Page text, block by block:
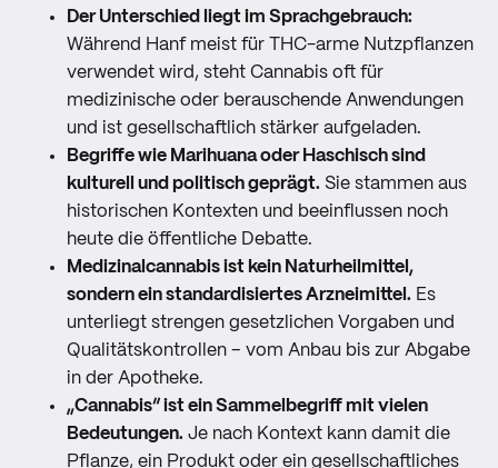
Der Unterschied liegt im Sprachgebrauch:
Während Hanf meist für THC-arme Nutzpflanzen
verwendet wird, steht Cannabis oft für
medizinische oder berauschende Anwendungen
und ist gesellschaftlich stärker aufgeladen.
Begriffe wie Marihuana oder Haschisch sind
kulturell und politisch geprägt. Sie stammen aus
historischen Kontexten und beeinflussen noch
heute die öffentliche Debatte.
Medizinalcannabis ist kein Naturheilmittel,
sondern ein standardisiertes Arzneimittel. Es
unterliegt strengen gesetzlichen Vorgaben und
Qualitätskontrollen – vom Anbau bis zur Abgabe
in der Apotheke.
„Cannabis“ ist ein Sammelbegriff mit vielen
Bedeutungen. Je nach Kontext kann damit die
Pflanze, ein Produkt oder ein gesellschaftliches